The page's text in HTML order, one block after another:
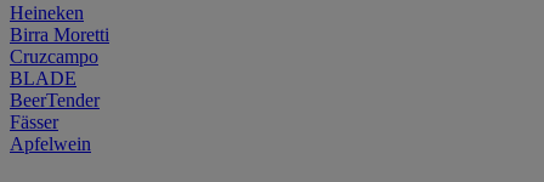
Heineken
Birra Moretti
Cruzcampo
BLADE
BeerTender
Fässer
Apfelwein